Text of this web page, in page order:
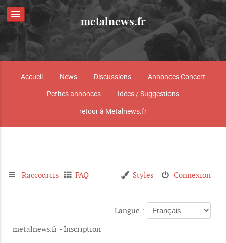
metalnews.fr
Accueil News Discussions
Annonces Concert
Petites annonces
Idées / Suggestions
retour à Metalnews.fr
Raccourcis FAQ Connexion
Styles
Langue :
metalnews.fr - Inscription